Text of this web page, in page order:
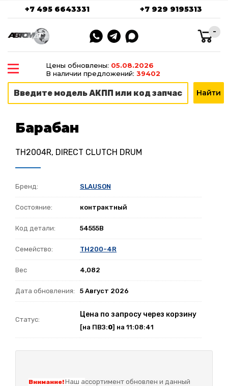
+7 495 6643331 +7 929 9195313
-
Цены обновлены: 05.08.2026
В наличии предложений: 39402
Барабан
TH2004R, DIRECT CLUTCH DRUM
Бренд: SLAUSON
Состояние: контрактный
Код детали: 54555B
Семейство: TH200-4R
Вес 4,082
Дата обновления: 5 Август 2026
Статус:
Цена по запросу через корзину
[на ПВЗ:0] на 11:08:41
Внимание!Наш ассортимент обновлен и данный